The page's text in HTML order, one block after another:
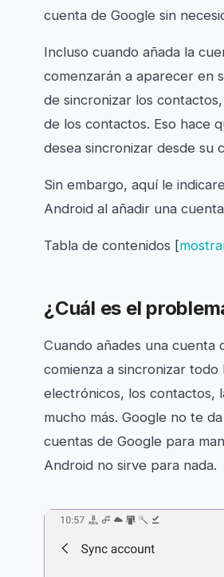
cuenta de Google sin
Incluso cuando añada la
comenzarán a aparecer en
de sincronizar los
de los contactos. Eso hace
desea sincronizar desde su
Sin embargo, aquí le
Android al añadir una
Tabla de contenidos [
¿Cuál es el
Cuando añades una cuenta
comienza a sincronizar
electrónicos, los contactos,
mucho más. Google no te
cuentas de Google para
Android no sirve para nada.